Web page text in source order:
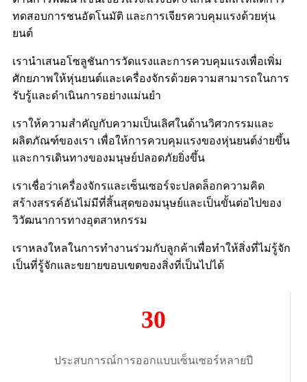
ทดสอบการชนอัตโนมัติ และการเจียรควบคุมแรงด้วยหุ่น
ยนต์
เรานำเสนอโซลูชันการวัดแรงและการควบคุมแรงเพื่อเพิ่ม
ศักยภาพให้หุ่นยนต์และเครื่องจักรด้วยความสามารถในการ
รับรู้และดำเนินการอย่างแม่นยำ
เราให้ความสำคัญกับความเป็นเลิศในด้านวิศวกรรมและ
ผลิตภัณฑ์ของเรา เพื่อให้การควบคุมแรงของหุ่นยนต์ง่ายขึ้น
และการเดินทางของมนุษย์ปลอดภัยยิ่งขึ้น
เราเชื่อว่าเครื่องจักรและเซ็นเซอร์จะปลดล็อกความคิด
สร้างสรรค์อันไม่มีที่สิ้นสุดของมนุษย์และเป็นขั้นต่อไปของ
วิวัฒนาการทางอุตสาหกรรม
เราหลงใหลในการทำงานร่วมกับลูกค้าเพื่อทำให้สิ่งที่ไม่รู้จัก
เป็นที่รู้จักและขยายขอบเขตของสิ่งที่เป็นไปได้
30
ประสบการณ์การออกแบบเซ็นเซอร์หลายปี